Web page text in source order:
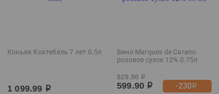
Коньяк Коктебель 7 лет 0.5л
1 099.99 р
Вино Marques de Carano
розовое сухое 12% 0.75л
829.90 р
599.90 р -230р